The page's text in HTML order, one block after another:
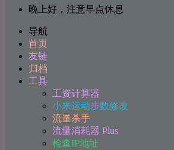
晚上好，注意早点休息
导航
首页
友链
归档
工具
工资计算器
小米运动步数修改
流量杀手
流量消耗器 Plus
检查IP地址